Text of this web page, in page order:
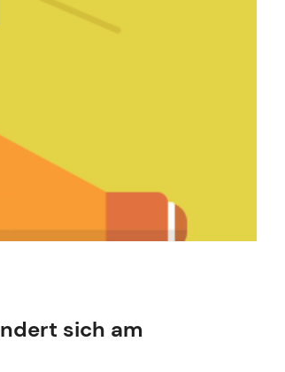
sich am